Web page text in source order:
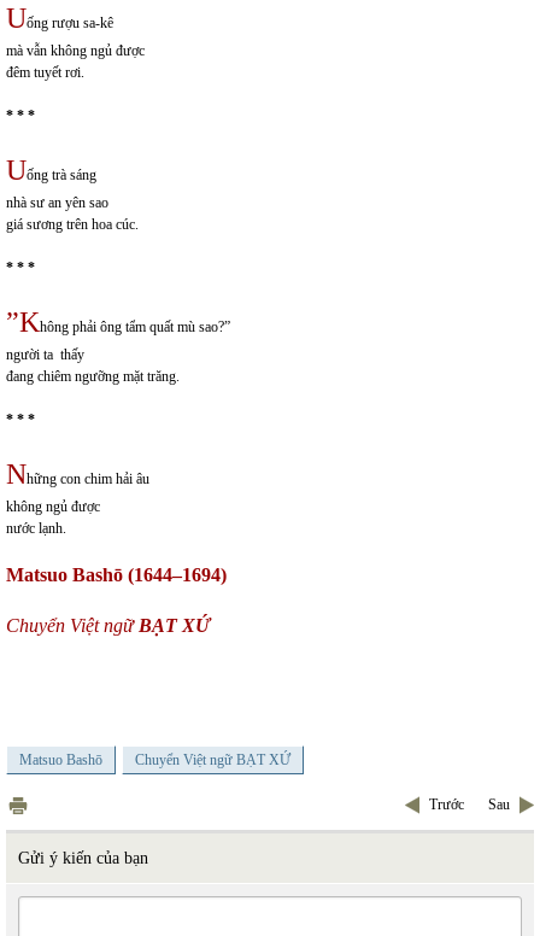
Uống rượu sa-kê
mà vẫn không ngủ được
đêm tuyết rơi.
* * *
Uống trà sáng
nhà sư an yên sao
giá sương trên hoa cúc.
* * *
”Không phải ông tẩm quất mù sao?”
người ta thấy
đang chiêm ngưỡng mặt trăng.
* * *
Những con chim hải âu
không ngủ được
nước lạnh.
Matsuo Bashō (1644–1694)
Chuyển Việt ngữ BẠT XỨ
Matsuo Bashō Chuyển Việt ngữ BẠT XỨ
Trước Sau
Gửi ý kiến của bạn